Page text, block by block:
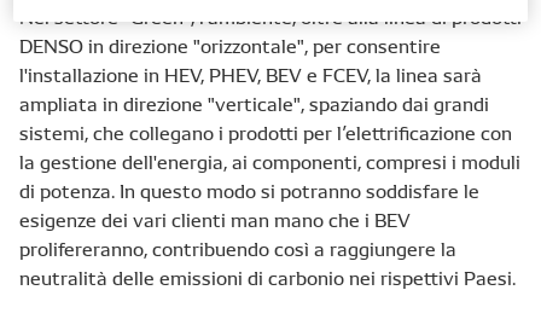
Nel settore "Green", l'ambiente, oltre alla linea di prodotti
DENSO in direzione "orizzontale", per consentire
l'installazione in HEV, PHEV, BEV e FCEV, la linea sarà
ampliata in direzione "verticale", spaziando dai grandi
sistemi, che collegano i prodotti per l’elettrificazione con
la gestione dell'energia, ai componenti, compresi i moduli
di potenza. In questo modo si potranno soddisfare le
esigenze dei vari clienti man mano che i BEV
prolifereranno, contribuendo così a raggiungere la
neutralità delle emissioni di carbonio nei rispettivi Paesi.